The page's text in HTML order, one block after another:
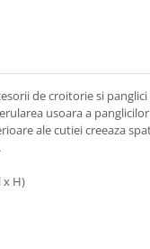
de croitorie si
usoara a
ale cutiei creeaza
x H)